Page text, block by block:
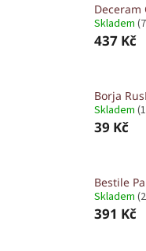
Deceram
Skladem
437 Kč
Borja
Skladem
39 Kč
Bestile
Skladem
391 Kč